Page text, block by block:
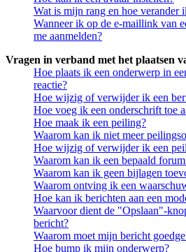
Wat is mijn rang en hoe verander
Wanneer ik op de e-maillink van
me aanmelden?
Vragen in verband met het plaatsen
Hoe plaats ik een onderwerp in
reactie?
Hoe wijzig of verwijder ik een
Hoe voeg ik een onderschrift toe
Hoe maak ik een peiling?
Waarom kan ik niet meer
Hoe wijzig of verwijder ik een
Waarom kan ik een bepaald
Waarom kan ik geen bijlagen
Waarom ontving ik een
Hoe kan ik berichten aan een
Waarvoor dient de "Opslaan"-
bericht?
Waarom moet mijn bericht
Hoe bump ik mijn onderwerp?